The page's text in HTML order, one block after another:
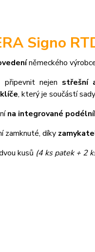
Signo
německého
nejen střešní
, který je součástí
na integrované
zamknuté, díky
kusů (4 ks patek + 2